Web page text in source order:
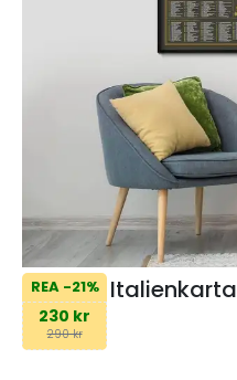
REA -21%
230 kr
290 kr
Italienkarta